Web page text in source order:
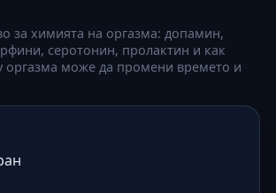
за химията на оргазма: допамин,
серотонин, пролактин и как
оргазма може да промени времето и